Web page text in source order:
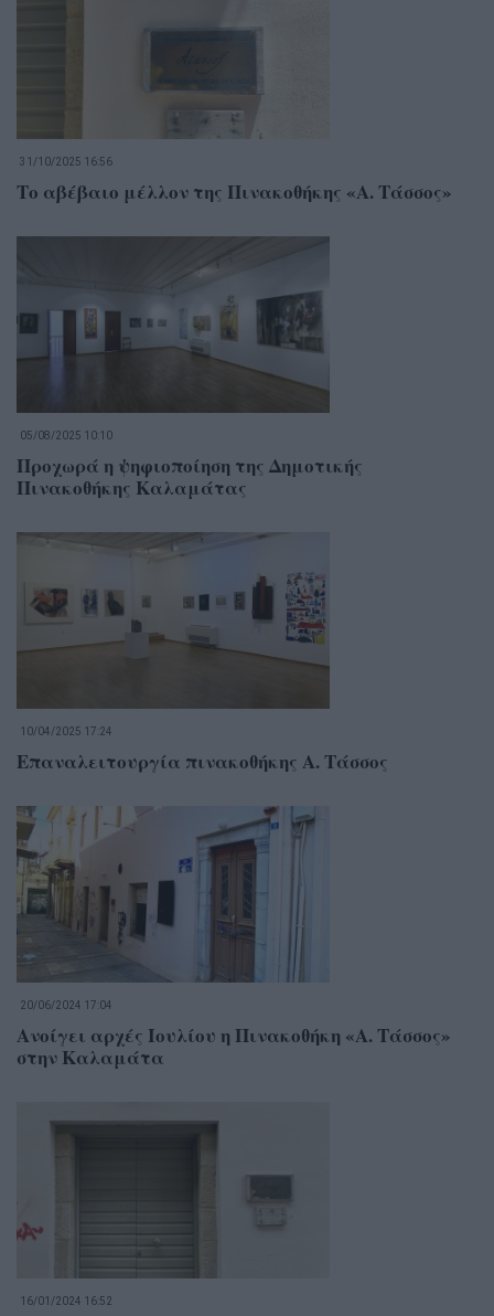
31/10/2025 16:56
Το αβέβαιο μέλλον της Πινακοθήκης «Α. Τάσσος»
05/08/2025 10:10
Προχωρά η ψηφιοποίηση της Δημοτικής
Πινακοθήκης Καλαμάτας
10/04/2025 17:24
Επαναλειτουργία πινακοθήκης Α. Τάσσος
20/06/2024 17:04
Ανοίγει αρχές Ιουλίου η Πινακοθήκη «Α. Τάσσος»
στην Καλαμάτα
16/01/2024 16:52